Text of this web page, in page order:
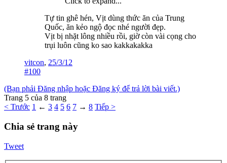
Tự tin ghê hén, Vịt dùng thức ăn của Trung
Quốc, ăn kẻo ngộ đọc nhé người đẹp.
Vịt bị nhặt lông nhiều rồi, giờ còn vài cọng cho
trụi luôn cũng ko sao kakkakakka
vitcon, 25/3/12
#100
(Bạn phải Đăng nhập hoặc Đăng ký để trả lời bài viết.)
Trang 5 của 8 trang
< Trước 1 ← 3 4 5 6 7 → 8 Tiếp >
Chia sẻ trang này
Tweet